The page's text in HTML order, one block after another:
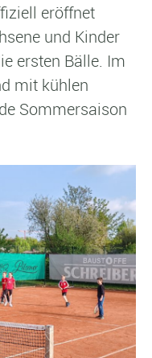
eröffnet
und Kinder
ersten Bälle. Im
mit kühlen
Sommersaison